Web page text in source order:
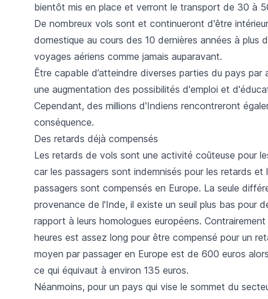
bientôt mis en place et verront le transport de 30 à
De nombreux vols sont et continueront d'être
domestique au cours des 10 dernières années à plus
voyages aériens comme jamais auparavant.
Être capable d’atteindre diverses parties du pays
une augmentation des possibilités d'emploi et
Cependant, des millions d'Indiens rencontreront
conséquence.
Des retards déjà compensés
Les retards de vols sont une activité coûteuse pour
car les passagers sont indemnisés pour les retards
passagers sont compensés en Europe. La seule
provenance de l'Inde, il existe un seuil plus bas pour
rapport à leurs homologues européens.
heures est assez long pour être compensé pour un
moyen par passager en Europe est de 600 euros
ce qui équivaut à environ 135 euros.
Néanmoins, pour un pays qui vise le sommet du